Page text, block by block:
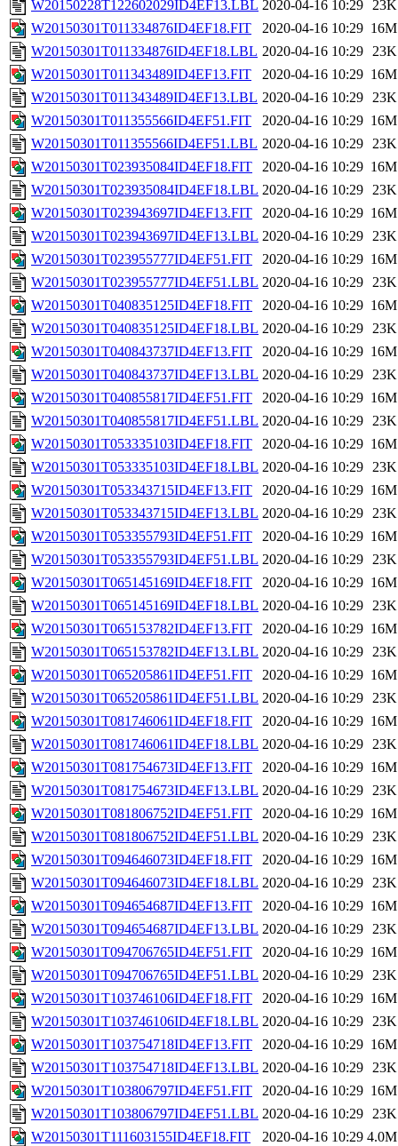
W20150228T122602029ID4EF13.LBL 2020-04-16 10:29 23K
W20150301T011334876ID4EF18.FIT
2020-04-16 10:29 16M
W20150301T011334876ID4EF18.LBL 2020-04-16 10:29 23K
W20150301T011343489ID4EF13.FIT
2020-04-16 10:29 16M
W20150301T011343489ID4EF13.LBL 2020-04-16 10:29 23K
W20150301T011355566ID4EF51.FIT
2020-04-16 10:29 16M
W20150301T011355566ID4EF51.LBL 2020-04-16 10:29 23K
W20150301T023935084ID4EF18.FIT
2020-04-16 10:29 16M
W20150301T023935084ID4EF18.LBL 2020-04-16 10:29 23K
W20150301T023943697ID4EF13.FIT
2020-04-16 10:29 16M
W20150301T023943697ID4EF13.LBL 2020-04-16 10:29 23K
W20150301T023955777ID4EF51.FIT
2020-04-16 10:29 16M
W20150301T023955777ID4EF51.LBL 2020-04-16 10:29 23K
W20150301T040835125ID4EF18.FIT
2020-04-16 10:29 16M
W20150301T040835125ID4EF18.LBL 2020-04-16 10:29 23K
W20150301T040843737ID4EF13.FIT
2020-04-16 10:29 16M
W20150301T040843737ID4EF13.LBL 2020-04-16 10:29 23K
W20150301T040855817ID4EF51.FIT
2020-04-16 10:29 16M
W20150301T040855817ID4EF51.LBL 2020-04-16 10:29 23K
W20150301T053335103ID4EF18.FIT
2020-04-16 10:29 16M
W20150301T053335103ID4EF18.LBL 2020-04-16 10:29 23K
W20150301T053343715ID4EF13.FIT
2020-04-16 10:29 16M
W20150301T053343715ID4EF13.LBL 2020-04-16 10:29 23K
W20150301T053355793ID4EF51.FIT
2020-04-16 10:29 16M
W20150301T053355793ID4EF51.LBL 2020-04-16 10:29 23K
W20150301T065145169ID4EF18.FIT
2020-04-16 10:29 16M
W20150301T065145169ID4EF18.LBL 2020-04-16 10:29 23K
W20150301T065153782ID4EF13.FIT
2020-04-16 10:29 16M
W20150301T065153782ID4EF13.LBL 2020-04-16 10:29 23K
W20150301T065205861ID4EF51.FIT
2020-04-16 10:29 16M
W20150301T065205861ID4EF51.LBL 2020-04-16 10:29 23K
W20150301T081746061ID4EF18.FIT
2020-04-16 10:29 16M
W20150301T081746061ID4EF18.LBL 2020-04-16 10:29 23K
W20150301T081754673ID4EF13.FIT
2020-04-16 10:29 16M
W20150301T081754673ID4EF13.LBL 2020-04-16 10:29 23K
W20150301T081806752ID4EF51.FIT
2020-04-16 10:29 16M
W20150301T081806752ID4EF51.LBL 2020-04-16 10:29 23K
W20150301T094646073ID4EF18.FIT
2020-04-16 10:29 16M
W20150301T094646073ID4EF18.LBL 2020-04-16 10:29 23K
W20150301T094654687ID4EF13.FIT
2020-04-16 10:29 16M
W20150301T094654687ID4EF13.LBL 2020-04-16 10:29 23K
W20150301T094706765ID4EF51.FIT
2020-04-16 10:29 16M
W20150301T094706765ID4EF51.LBL 2020-04-16 10:29 23K
W20150301T103746106ID4EF18.FIT
2020-04-16 10:29 16M
W20150301T103746106ID4EF18.LBL 2020-04-16 10:29 23K
W20150301T103754718ID4EF13.FIT
2020-04-16 10:29 16M
W20150301T103754718ID4EF13.LBL 2020-04-16 10:29 23K
W20150301T103806797ID4EF51.FIT
2020-04-16 10:29 16M
W20150301T103806797ID4EF51.LBL 2020-04-16 10:29 23K
W20150301T111603155ID4EF18.FIT
2020-04-16 10:29 4.0M